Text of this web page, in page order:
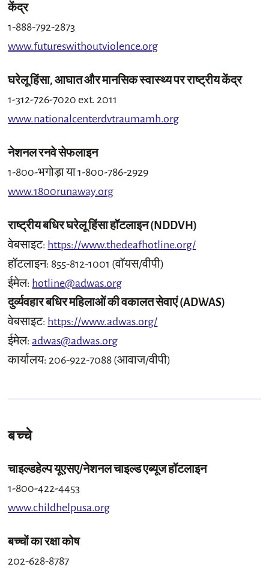
केंद्र
1-888-792-2873
www.futureswithoutviolence.org
घरेलू हिंसा, आघात और मानसिक स्वास्थ्य पर राष्ट्रीय केंद्र
1-312-726-7020 ext. 2011
www.nationalcenterdvtraumamh.org
नेशनल रनवे सेफलाइन
1-800-भगोड़ा या 1-800-786-2929
www.1800runaway.org
राष्ट्रीय बधिर घरेलू हिंसा हॉटलाइन (NDDVH)
वेबसाइट: https://www.thedeafhotline.org/
हॉटलाइन: 855-812-1001 (वॉयस/वीपी)
ईमेल: hotline@adwas.org
दुर्व्यवहार बधिर महिलाओं की वकालत सेवाएं (ADWAS)
वेबसाइट: https://www.adwas.org/
ईमेल:adwas@adwas.org
कार्यालय: 206-922-7088 (आवाज/वीपी)
बच्चे
चाइल्डहेल्प यूएसए/नेशनल चाइल्ड एब्यूज हॉटलाइन
1-800-422-4453
www.childhelpusa.org
बच्चों का रक्षा कोष
202-628-8787